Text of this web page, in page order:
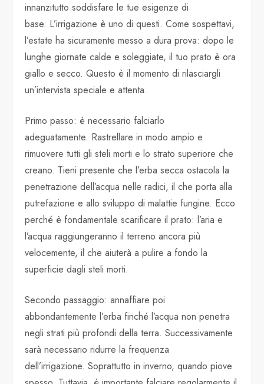
innanzitutto soddisfare le tue esigenze di
base. L’irrigazione è uno di questi. Come sospettavi,
l’estate ha sicuramente messo a dura prova: dopo le
lunghe giornate calde e soleggiate, il tuo prato è ora
giallo e secco. Questo è il momento di rilasciargli
un’intervista speciale e attenta.
Primo passo: è necessario falciarlo
adeguatamente. Rastrellare in modo ampio e
rimuovere tutti gli steli morti e lo strato superiore che
creano. Tieni presente che l’erba secca ostacola la
penetrazione dell’acqua nelle radici, il che porta alla
putrefazione e allo sviluppo di malattie fungine. Ecco
perché è fondamentale scarificare il prato: l’aria e
l’acqua raggiungeranno il terreno ancora più
velocemente, il che aiuterà a pulire a fondo la
superficie dagli steli morti.
Secondo passaggio: annaffiare poi
abbondantemente l’erba finché l’acqua non penetra
negli strati più profondi della terra. Successivamente
sarà necessario ridurre la frequenza
dell’irrigazione. Soprattutto in inverno, quando piove